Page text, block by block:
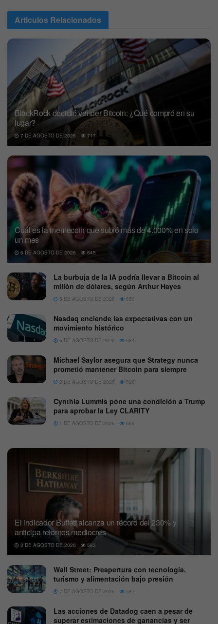
Articulos Relacionados
BlackRock decidió vender Bitcoin: ¿Qué compró en su
lugar?
7 DE AGOSTO DE 2026 717
Cuál es la memecoin que subió más de 4.000% en solo
un mes
6 DE AGOSTO DE 2026 645
La burbuja de la IA podría llevar a Bitcoin al
millón de dólares, según Arthur Hayes
5 DE AGOSTO DE 2026 656
Nasdaq enciende las expectativas con un
movimiento histórico
5 DE AGOSTO DE 2026 584
Michael Saylor asegura que Strategy nunca
prometió mantener Bitcoin para siempre
2 DE AGOSTO DE 2026 626
Cynthia Lummis pone una condición a Trump
para aprobar la Ley CLARITY
1 DE AGOSTO DE 2026 669
El indicador Buffett alcanza un récord del 230% y
anticipa retornos mediocres
3 DE AGOSTO DE 2026 583
Wall Street: Preapertura con tecnología,
turismo y alimentación bajo presión
7 DE AGOSTO DE 2026 587
Las acciones de Datadog caen a pesar de
superar estimaciones de ganancias y ser